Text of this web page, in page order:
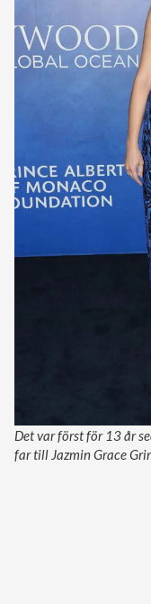
Det var först för 13 år
far till Jazmin Grace